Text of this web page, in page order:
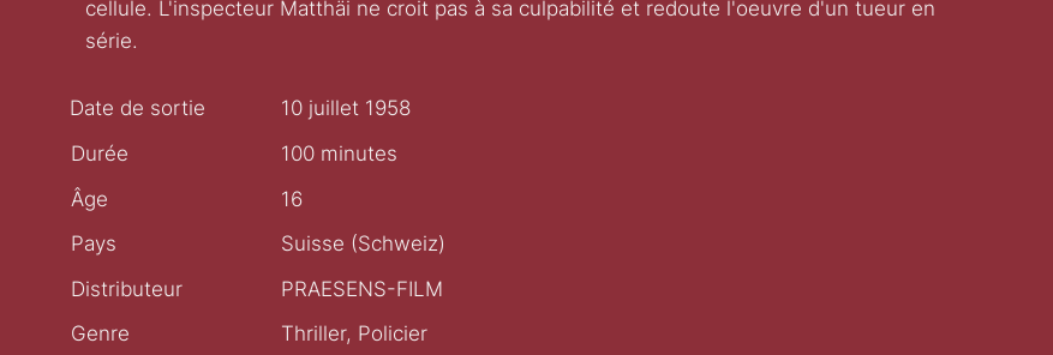
cellule. L'inspecteur Matthäi ne croit pas à sa culpabilité et redoute l'oeuvre d'un tueur en
série.
Date de sortie
10 juillet 1958
Durée
100 minutes
Âge
16
Pays
Suisse (Schweiz)
Distributeur
PRAESENS-FILM
Genre
Thriller, Policier